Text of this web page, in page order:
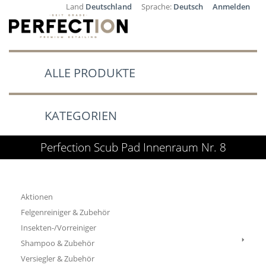
Land Deutschland Sprache: Deutsch Anmelden
ALLE PRODUKTE
KATEGORIEN
Perfection Scub Pad Innenraum Nr. 8
Aktionen
Felgenreiniger & Zubehör
Insekten-/Vorreiniger
Shampoo & Zubehör
Versiegler & Zubehör